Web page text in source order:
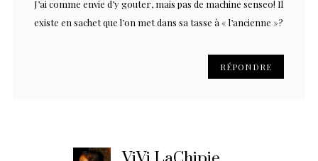
J’ai comme envie d’y gouter, mais pas de machine senseo! Il
existe en sachet que l’on met dans sa tasse à « l’ancienne »?
RÉPONDRE